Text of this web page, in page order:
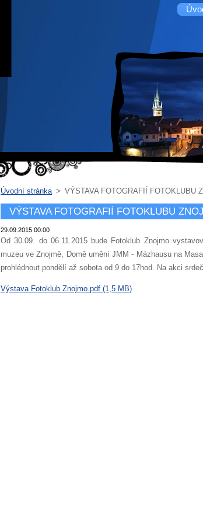
Úvodní stránka > VÝSTAVA FOTOGRAFIÍ FOTOKLUBU
VÝSTAVA FOTOGRAFIÍ FOTOKLUBU
29.09.2015 00:00
Od 30.09. do 06.11.2015 bude Fotoklub Znojmo
muzeu ve Znojmě, Domě umění JMM - Mázhausu na
prohlédnout pondělí až sobota od 9 do 17hod. Na akci
Výstava Fotoklub Znojmo.pdf (1,5 MB)